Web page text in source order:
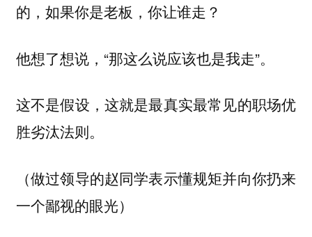
的，如果你是老板，你让谁走？
他想了想说，“那这么说应该也是我走”。
这不是假设，这就是最真实最常见的职场优
胜劣汰法则。
（做过领导的赵同学表示懂规矩并向你扔来
一个鄙视的眼光）